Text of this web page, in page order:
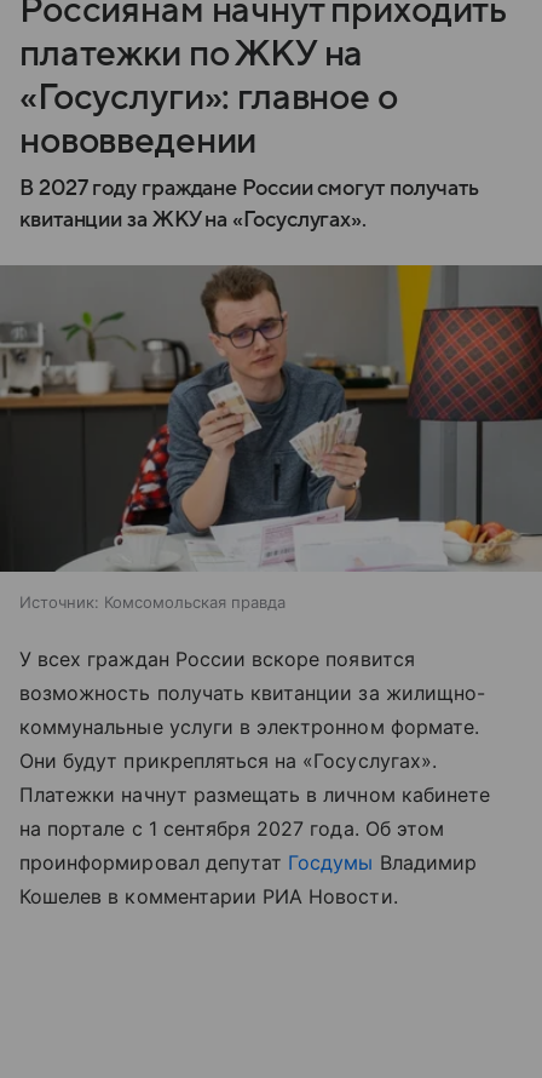
Россиянам начнут приходить
платежки по ЖКУ на
«Госуслуги»: главное о
нововведении
В 2027 году граждане России смогут получать
квитанции за ЖКУ на «Госуслугах».
Источник: Комсомольская правда
У всех граждан России вскоре появится
возможность получать квитанции за жилищно-
коммунальные услуги в электронном формате.
Они будут прикрепляться на «Госуслугах».
Платежки начнут размещать в личном кабинете
на портале с 1 сентября 2027 года. Об этом
проинформировал депутат Госдумы Владимир
Кошелев в комментарии РИА Новости.